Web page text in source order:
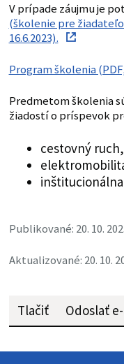
V prípade záujmu je
(školenie pre
16.6.2023).
Program školenia
Predmetom školenia
žiadostí o príspevok
cestovný ruch,
Publikované: 20. 10.
Aktualizované: 20. 10.
Tlačiť Odoslať